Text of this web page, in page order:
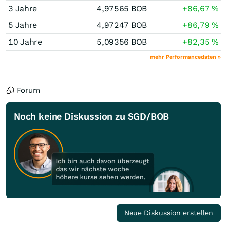
3 Jahre 4,97565 BOB +86,67%
5 Jahre
4,97247 BOB +86,79%
10 Jahre
5,09356 BOB +82,35%
mehr Performancedaten »
Forum
Noch keine Diskussion zu SGD/BOB
Neue Diskussion erstellen